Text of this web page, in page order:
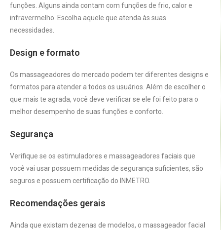
funções. Alguns ainda contam com funções de frio, calor e
infravermelho. Escolha aquele que atenda às suas
necessidades.
Design e formato
Os massageadores do mercado podem ter diferentes designs e
formatos para atender a todos os usuários. Além de escolher o
que mais te agrada, você deve verificar se ele foi feito para o
melhor desempenho de suas funções e conforto.
Segurança
Verifique se os estimuladores e massageadores faciais que
você vai usar possuem medidas de segurança suficientes, são
seguros e possuem certificação do INMETRO.
Recomendações gerais
Ainda que existam dezenas de modelos, o massageador facial